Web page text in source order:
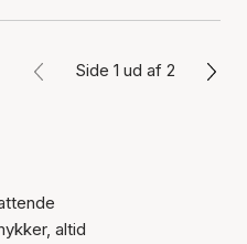
Side 1 ud af 2
altid